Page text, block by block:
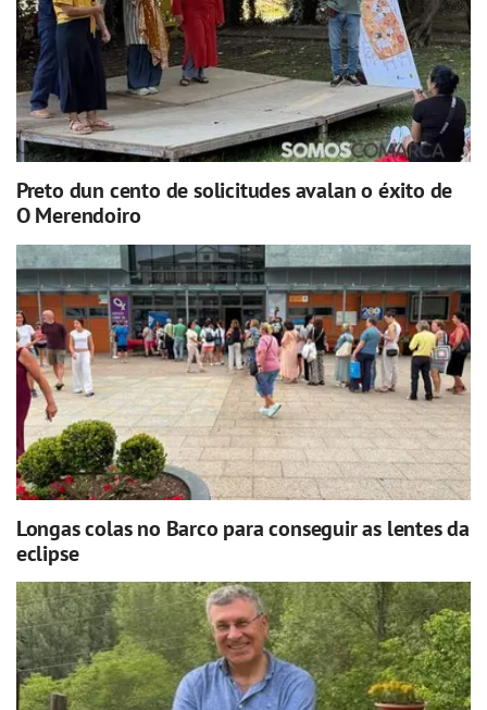
Preto dun cento de solicitudes avalan o éxito de
O Merendoiro
Longas colas no Barco para conseguir as lentes da
eclipse